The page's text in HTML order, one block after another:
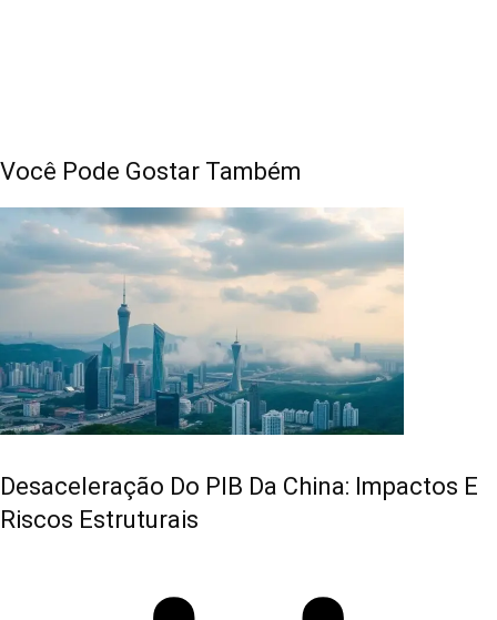
Você Pode Gostar Também
Desaceleração Do PIB Da China: Impactos E
Riscos Estruturais